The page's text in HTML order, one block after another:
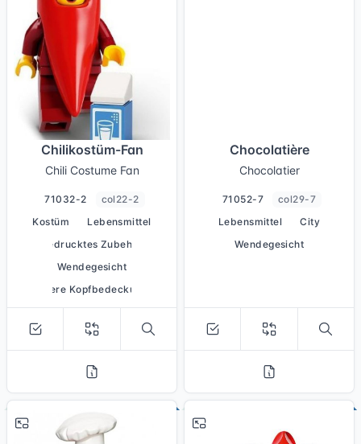
Chilikostüm-Fan
Chili Costume Fan
71032-2
col22-2
Kostüm
Lebensmittel
bedrucktes Zubehör
Wendegesicht
mehrere Kopfbedeckungen
Chocolatière
Chocolatier
71052-7
col29-7
Lebensmittel
City
Wendegesicht